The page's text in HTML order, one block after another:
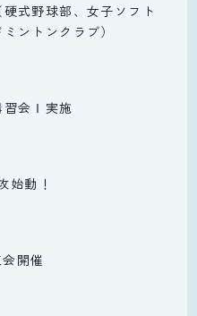
式野球部、女子ソフト
ントンクラブ）
習会Ⅰ実施
始動！
開催